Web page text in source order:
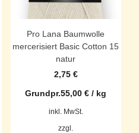
Pro Lana Baumwolle
mercerisiert Basic Cotton 15
natur
2,75 €
Grundpr.55,00€ / kg
inkl. MwSt.
zzgl.